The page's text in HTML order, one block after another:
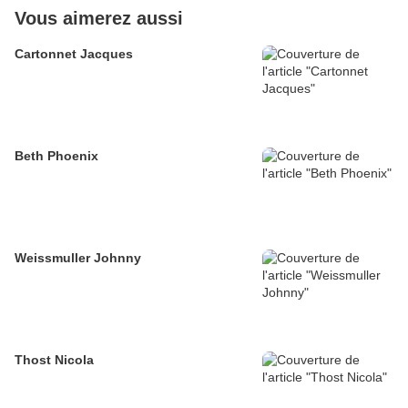
Vous aimerez aussi
Cartonnet Jacques
Beth Phoenix
Weissmuller Johnny
Thost Nicola